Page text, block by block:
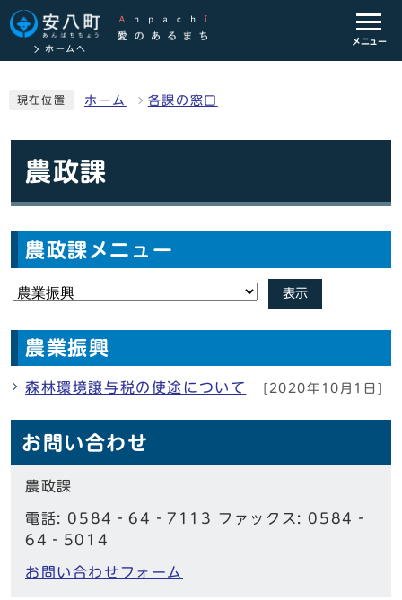
ホームへ
メニュー
現在位置 ホーム 各課の窓口
農政課
農政課メニュー
表示
農業振興
森林環境譲与税の使途について [2020年10月1日]
お問い合わせ
農政課
電話: 0584‐64‐7113 ファックス: 0584‐
64‐5014
お問い合わせフォーム